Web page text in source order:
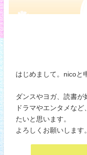
はじめまして。nicoと
ダンスやヨガ、読書が
ドラマやエンタメな
たいと思います。
よろしくお願いします